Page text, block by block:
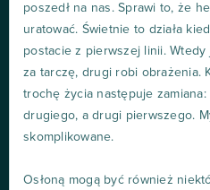
poszedł na nas. Sprawi to, że
uratować. Świetnie to działa
postacie z pierwszej linii.
za tarczę, drugi robi obrażenia.
trochę życia następuje
drugiego, a drugi pierwszego.
skomplikowane.
Osłoną mogą być również